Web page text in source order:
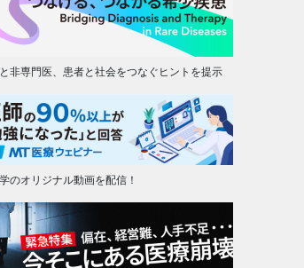
非専門医、患者と社会をつなぐヒントを提示
のオリジナル動画を配信！